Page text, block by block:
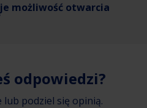
możliwość otwarcia
odpowiedzi?
lub podziel się opinią.